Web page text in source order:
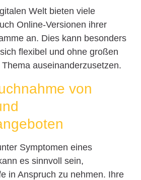
Welt bieten viele
Online-Versionen ihrer
an. Dies kann besonders
flexibel und ohne großen
auseinanderzusetzen.
von
Symptomen eines
es sinnvoll sein,
in Anspruch zu nehmen. Ihre